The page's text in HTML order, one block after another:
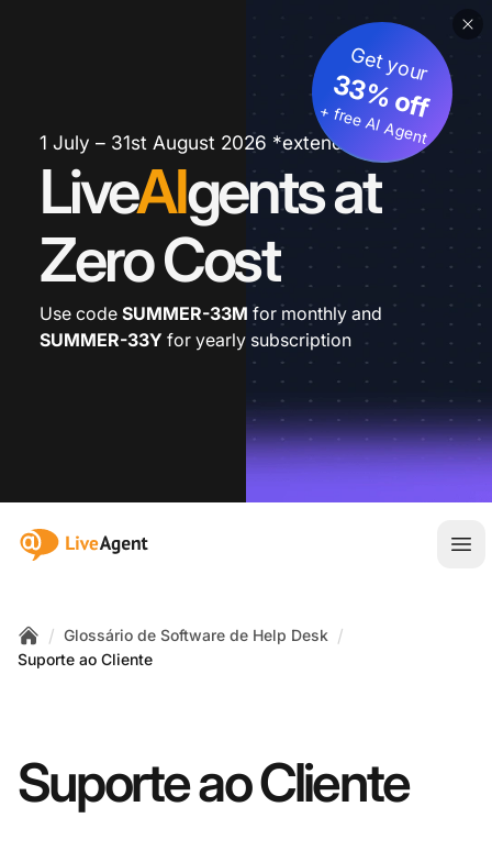
1 July – 31st August 2026 *extended
LiveAIgents at
Zero Cost
Get your
33% off
+ free AI Agent
Use code SUMMER-33M for monthly and
SUMMER-33Y for yearly subscription
:site.title
Home
/ Glossário de Software de Help Desk /
Suporte ao Cliente
Suporte ao Cliente